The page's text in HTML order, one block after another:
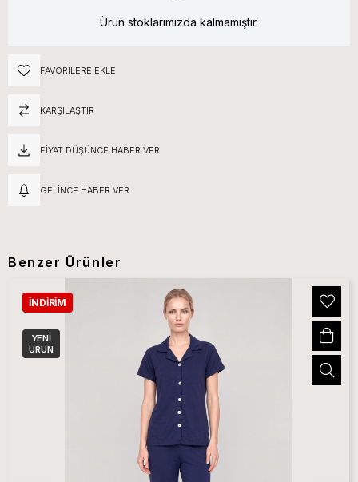
Ürün stoklarımızda kalmamıştır.
FAVORILERE EKLE
KARŞILAŞTIR
FIYAT DÜŞÜNCE HABER VER
GELINCE HABER VER
Benzer Ürünler
İNDIRIM
YENI
ÜRÜN